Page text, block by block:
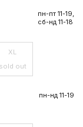
пн-пт 11-19,
сб-нд 11-18
XL
sold out
пн-нд 11-19